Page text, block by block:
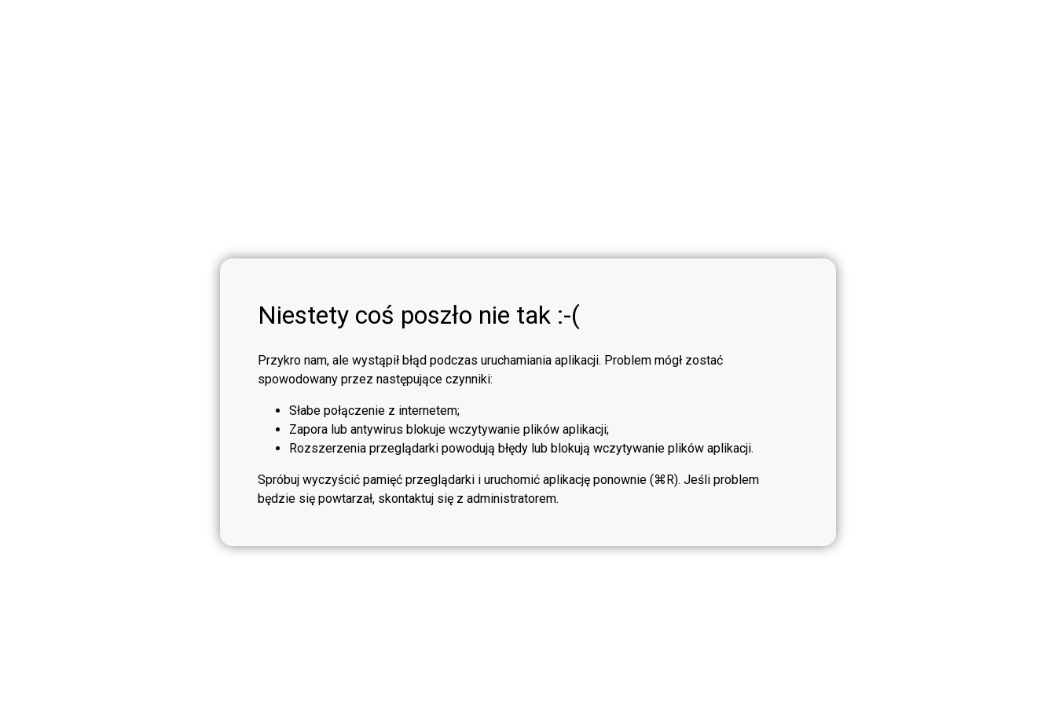
Niestety coś poszło nie tak :-(
Przykro nam, ale wystąpił błąd podczas uruchamiania aplikacji. Problem mógł zostać
spowodowany przez następujące czynniki:
Słabe połączenie z internetem;
Zapora lub antywirus blokuje wczytywanie plików aplikacji;
Rozszerzenia przeglądarki powodują błędy lub blokują wczytywanie plików aplikacji.
Spróbuj wyczyścić pamięć przeglądarki i uruchomić aplikację ponownie (⌘R). Jeśli problem
będzie się powtarzał, skontaktuj się z administratorem.